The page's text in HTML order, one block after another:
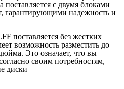
поставляется с двумя блоками
гарантирующими надежность и
поставляется без жестких
возможность разместить до
Это означает, что вы
своим потребностям,
диски